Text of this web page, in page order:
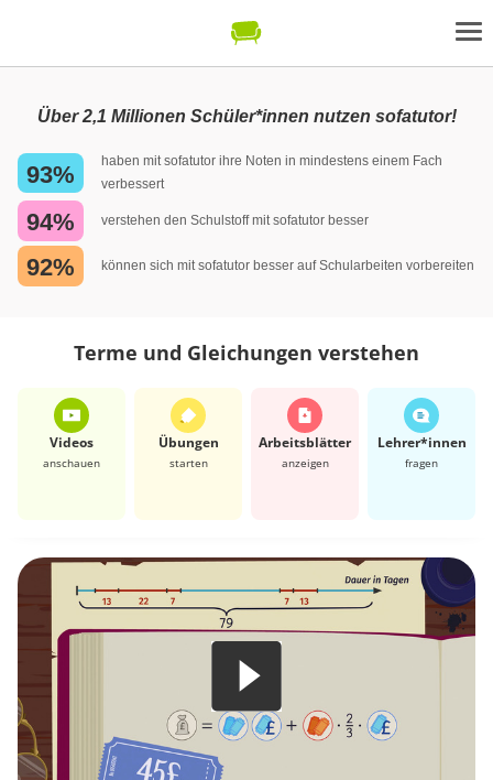
Über 2,1 Millionen Schüler*innen nutzen sofatutor!
93%
haben mit sofatutor ihre Noten in mindestens einem Fach
verbessert
94% verstehen den Schulstoff mit sofatutor besser
92% können sich mit sofatutor besser auf Schularbeiten vorbereiten
Terme und Gleichungen verstehen
Videos
anschauen
Übungen
starten
Arbeits­blätter
anzeigen
Lehrer*​innen
fragen